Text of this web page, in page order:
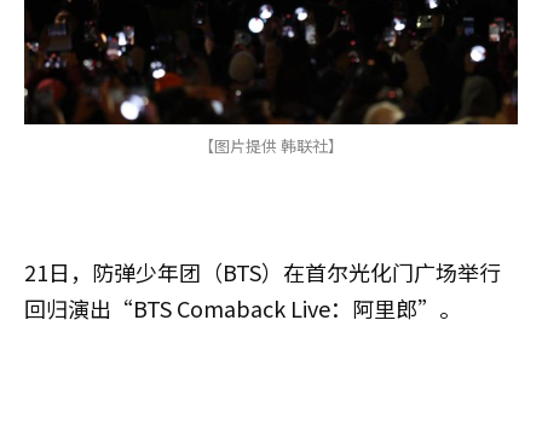
【图片提供 韩联社】
21日，防弹少年团（BTS）在首尔光化门广场举行
回归演出“BTS Comaback Live：阿里郎”。